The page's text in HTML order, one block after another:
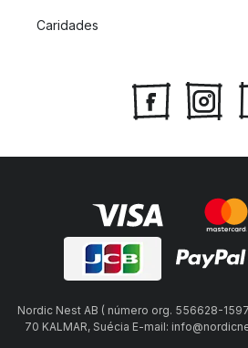
Caridades
Nordic Nest AB ( número org. 556628-
70 KALMAR, Suécia E-mail: